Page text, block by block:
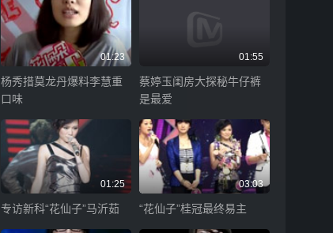
01:23
杨秀措莫龙丹爆料李慧重
口味
01:55
蔡婷玉闺房大探秘牛仔裤
是最爱
01:25
专访新科“花仙子”马沂茹
03:03
“花仙子”桂冠最终易主